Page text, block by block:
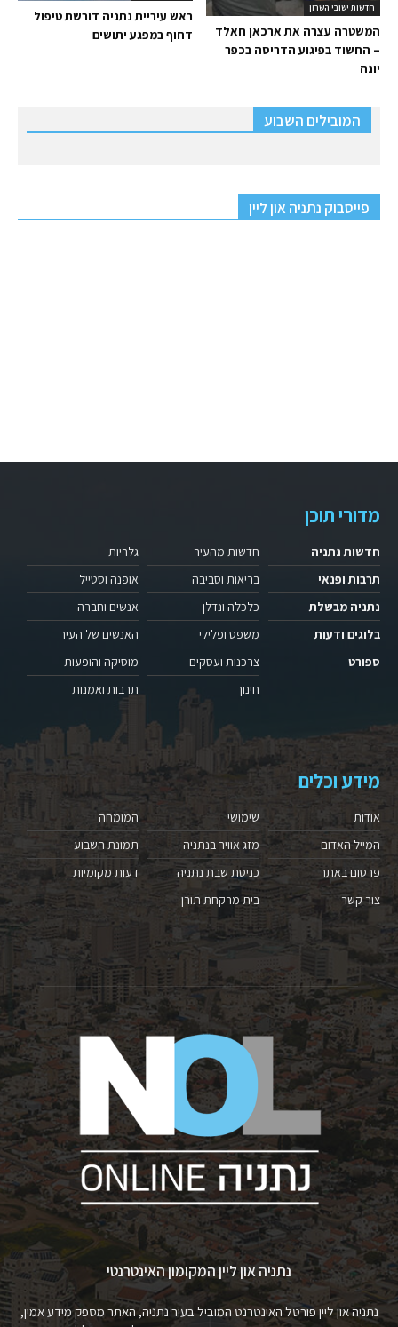
ראש עיריית נתניה דורשת טיפול
דחוף במפגע יתושים
חדשות ישובי השרון
המשטרה עצרה את ארכאן חאלד
– החשוד בפיגוע הדריסה בכפר
יונה
המובילים השבוע
פייסבוק נתניה און ליין
מדורי תוכן
חדשות נתניה
תרבות ופנאי
נתניה מבשלת
בלוגים ודעות
ספורט
חדשות מהעיר
בריאות וסביבה
כלכלה ונדלן
משפט ופלילי
צרכנות ועסקים
חינוך
גלריות
אופנה וסטייל
אנשים וחברה
האנשים של העיר
מוסיקה והופעות
תרבות ואמנות
מידע וכלים
אודות
המייל האדום
פרסום באתר
צור קשר
שימושי
מזג אוויר בנתניה
כניסת שבת נתניה
בית מרקחת תורן
המומחה
תמונת השבוע
דעות מקומיות
נתניה און ליין המקומון האינטרנטי
נתניה און ליין פורטל האינטרנט המוביל בעיר נתניה, האתר מספק מידע אמין,